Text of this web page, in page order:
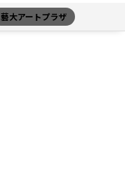
藝大アートプラザ